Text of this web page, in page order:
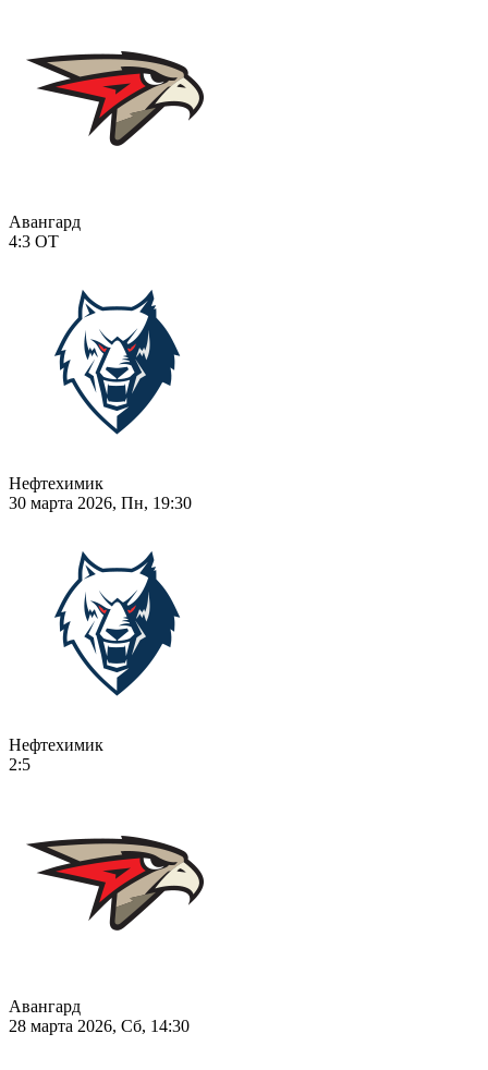
Авангард
4:3 ОТ
Нефтехимик
30 марта 2026, Пн, 19:30
Нефтехимик
2:5
Авангард
28 марта 2026, Сб, 14:30